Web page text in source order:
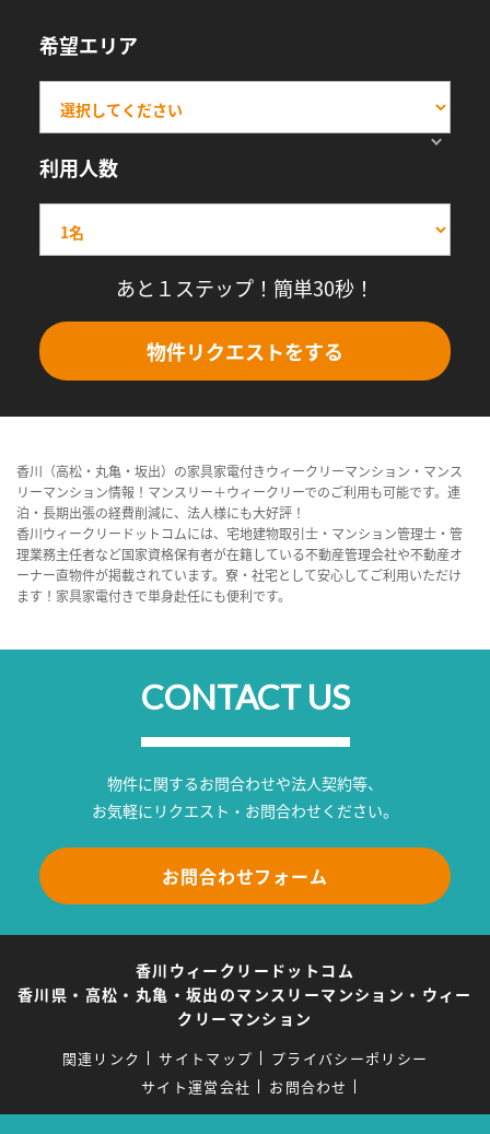
希望エリア
利用人数
あと１ステップ！簡単30秒！
物件リクエストをする
香川（高松・丸亀・坂出）の家具家電付きウィークリーマンション・マンス
リーマンション情報！マンスリー＋ウィークリーでのご利用も可能です。連
泊・長期出張の経費削減に、法人様にも大好評！
香川ウィークリードットコムには、宅地建物取引士・マンション管理士・管
理業務主任者など国家資格保有者が在籍している不動産管理会社や不動産オ
ーナー直物件が掲載されています。寮・社宅として安心してご利用いただけ
ます！家具家電付きで単身赴任にも便利です。
CONTACT US
物件に関するお問合わせや法人契約等、
お気軽にリクエスト・お問合わせください。
お問合わせフォーム
香川ウィークリードットコム
香川県・高松・丸亀・坂出のマンスリーマンション・ウィー
クリーマンション
関連リンク サイトマップ
プライバシーポリシー
サイト運営会社
お問合わせ